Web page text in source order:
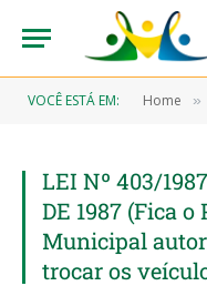
VOCÊ ESTÁ EM: Home »
LEI Nº 403/
DE 1987 (Fica
Municipal
trocar os